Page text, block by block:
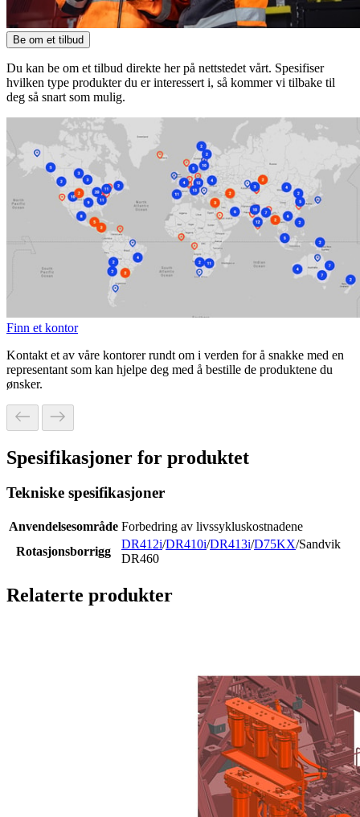
Be om et tilbud
Du kan be om et tilbud direkte her på nettstedet vårt. Spesifiser
hvilken type produkter du er interessert i, så kommer vi tilbake til
deg så snart som mulig.
Finn et kontor
Kontakt et av våre kontorer rundt om i verden for å snakke med en
representant som kan hjelpe deg med å bestille de produktene du
ønsker.
Spesifikasjoner for produktet
Tekniske spesifikasjoner
Anvendelsesområde Forbedring av livssykluskostnadene
Rotasjonsborrigg
DR412i/DR410i/DR413i/D75KX/Sandvik
DR460
Relaterte produkter